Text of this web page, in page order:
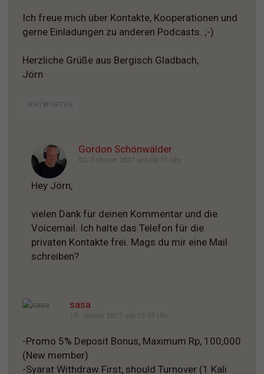
Ich freue mich über Kontakte, Kooperationen und
gerne Einladungen zu anderen Podcasts. ;-)
Herzliche Grüße aus Bergisch Gladbach,
Jörn
ANTWORTEN
Gordon Schönwälder
Hey Jörn,
vielen Dank für deinen Kommentar und die
Voicemail. Ich halte das Telefon für die
privaten Kontakte frei. Mags du mir eine Mail
schreiben?
sasa
-Promo 5% Deposit Bonus, Maximum Rp, 100,000
(New member)
-Syarat Withdraw First, should Turnover (1 Kali